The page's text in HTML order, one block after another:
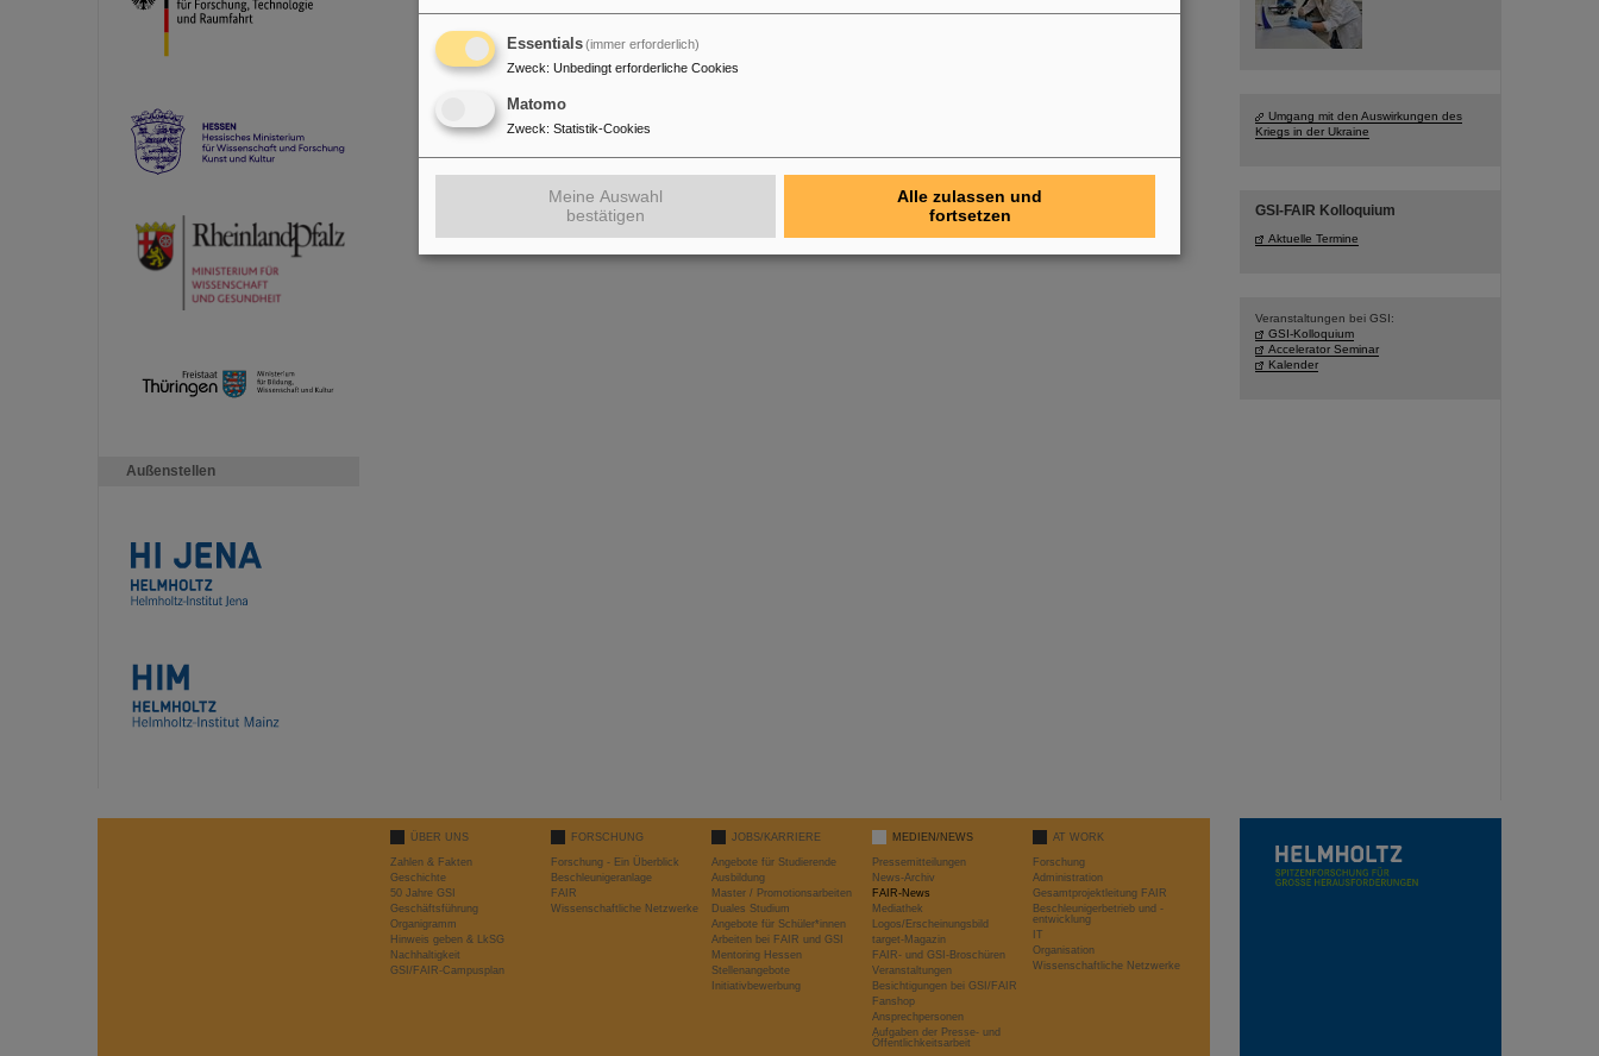
Außenstellen
Umgang mit den Auswirkungen des
Kriegs in der Ukraine
GSI-FAIR Kolloquium
Aktuelle Termine
Veranstaltungen bei GSI:
GSI-Kolloquium
Accelerator Seminar
Kalender
ÜBER UNS
Zahlen & Fakten
Geschichte
50 Jahre GSI
Geschäftsführung
Organigramm
Hinweis geben & LkSG
Nachhaltigkeit
GSI/FAIR-Campusplan
FORSCHUNG
Forschung - Ein Überblick
Beschleunigeranlage
FAIR
Wissenschaftliche Netzwerke
JOBS/KARRIERE
Angebote für Studierende
Ausbildung
Master / Promotionsarbeiten
Duales Studium
Angebote für Schüler*innen
Arbeiten bei FAIR und GSI
Mentoring Hessen
Stellenangebote
Initiativbewerbung
MEDIEN/NEWS
Pressemitteilungen
News-Archiv
FAIR-News
Mediathek
Logos/Erscheinungsbild
target-Magazin
FAIR- und GSI-Broschüren
Veranstaltungen
Besichtigungen bei GSI/FAIR
Fanshop
Ansprechpersonen
Aufgaben der Presse- und
Öffentlichkeitsarbeit
AT WORK
Forschung
Administration
Gesamtprojektleitung FAIR
Beschleunigerbetrieb und -
entwicklung
IT
Organisation
Wissenschaftliche Netzwerke
Essentials(immer erforderlich)
Zweck: Unbedingt erforderliche Cookies
Matomo
Zweck: Statistik-Cookies
Meine Auswahl
bestätigen
Alle zulassen und
fortsetzen